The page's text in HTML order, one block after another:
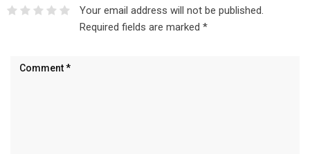
Your email address will not be published.
Required fields are marked *